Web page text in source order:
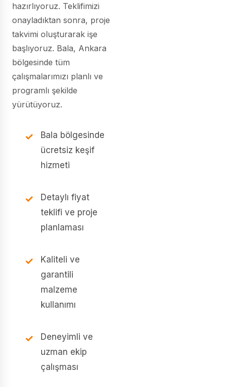
hazırlıyoruz. Teklifimizi
onayladıktan sonra, proje
takvimi oluşturarak işe
başlıyoruz. Bala, Ankara
bölgesinde tüm
çalışmalarımızı planlı ve
programlı şekilde
yürütüyoruz.
Bala bölgesinde
ücretsiz keşif
hizmeti
Detaylı fiyat
teklifi ve proje
planlaması
Kaliteli ve
garantili
malzeme
kullanımı
Deneyimli ve
uzman ekip
çalışması